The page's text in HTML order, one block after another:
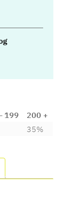
199
200 +
35%